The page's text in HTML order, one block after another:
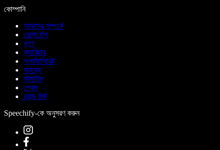
কোম্পানি
আমাদের সম্পর্কে
যোগাযোগ
ব্লগ
ক্যারিয়ার
অ্যাফিলিয়েট
সাহায্য
স্ট্যাটাস
প্রেস
ব্র্যান্ড কিট
Speechify-কে অনুসরণ করুন